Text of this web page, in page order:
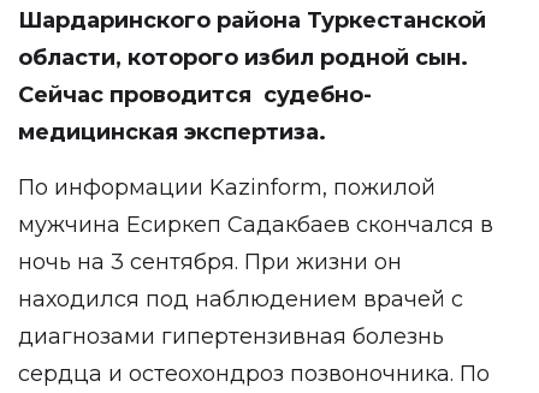
Шардаринского района Туркестанской
области, которого избил родной сын.
Сейчас проводится судебно-
медицинская экспертиза.
По информации Kazinform, пожилой
мужчина Есиркеп Садакбаев скончался в
ночь на 3 сентября. При жизни он
находился под наблюдением врачей с
диагнозами гипертензивная болезнь
сердца и остеохондроз позвоночника. По